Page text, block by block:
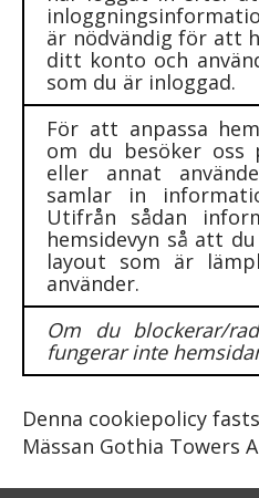
är nödvändig för att
ditt konto och
som du är inloggad.
För att anpassa
om du besöker
eller annat
samlar in
Utifrån sådan
hemsidevyn så att
layout som är
använder.
Om du blockerar/
fungerar inte
Denna cookiepolicy
Mässan Gothia Towers